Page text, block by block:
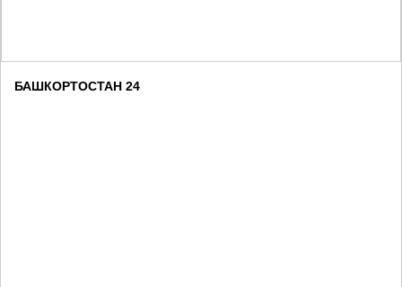
БАШКОРТОСТАН 24